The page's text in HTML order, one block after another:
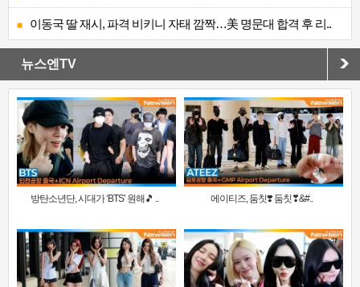
이동국 딸 재시, 파격 비키니 자태 깜짝…美 명문대 합격 후 리..
뉴스엔TV
방탄소년단, 시대가 ‘BTS’ 원해🎵 .. 에이티즈, 둠칫❣️ 둠칫❣&#..